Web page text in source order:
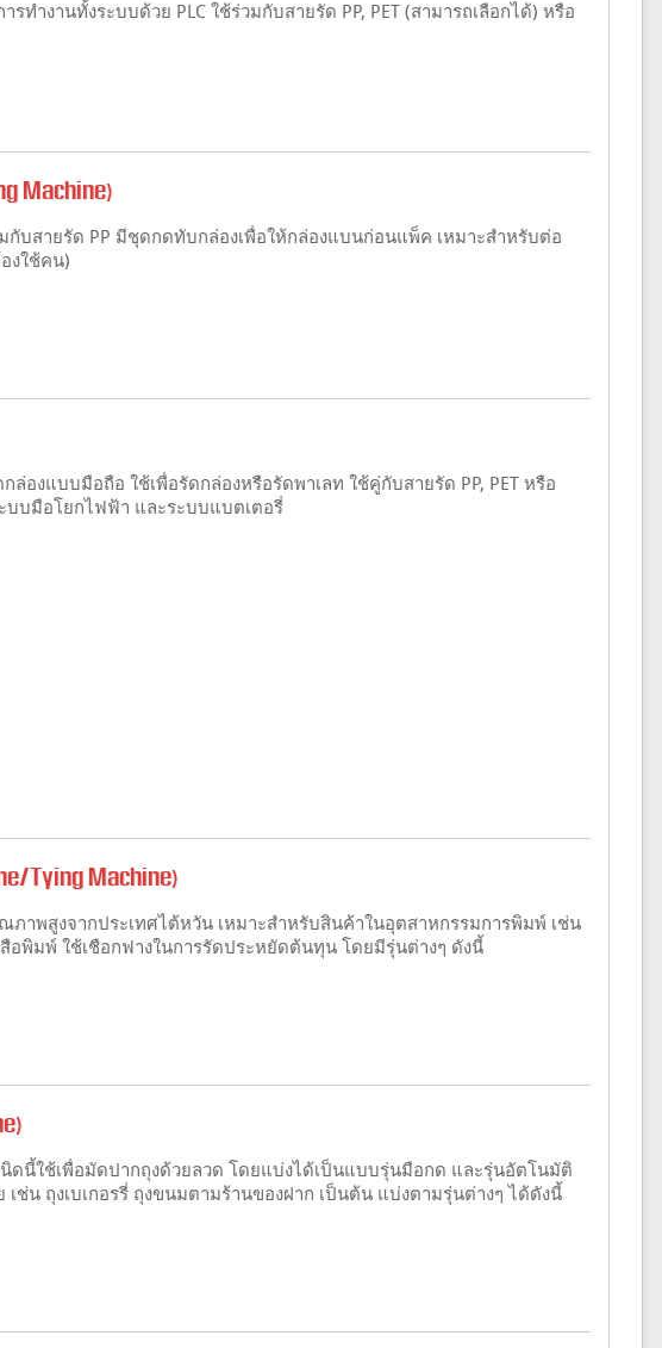
ทำงานทั้งระบบด้วย PLC ใช้ร่วมกับสายรัด PP, PET (สามารถเลือกได้) หรือ
Machine)
กับสายรัด PP มีชุดกดทับกล่องเพื่อให้กล่องแบนก่อนแพ็ค เหมาะสำหรับต่อ
งใช้คน)
กล่องแบบมือถือ ใช้เพื่อรัดกล่องหรือรัดพาเลท ใช้คู่กับสายรัด PP, PET หรือ
บบมือโยกไฟฟ้า และระบบแบตเตอรี่
Tying Machine)
ภาพสูงจากประเทศไต้หวัน เหมาะสำหรับสินค้าในอุตสาหกรรมการพิมพ์ เช่น
พิมพ์ ใช้เชือกฟางในการรัดประหยัดต้นทุน โดยมีรุ่นต่างๆ ดังนี้
ดนี้ใช้เพื่อมัดปากถุงด้วยลวด โดยแบ่งได้เป็นแบบรุ่นมือกด และรุ่นอัตโนมัติ
ช่น ถุงเบเกอรรี่ ถุงขนมตามร้านของฝาก เป็นต้น แบ่งตามรุ่นต่างๆ ได้ดังนี้